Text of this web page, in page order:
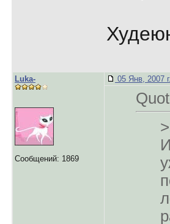
Luka-
Сообщений: 1869
05 Янв, 2007